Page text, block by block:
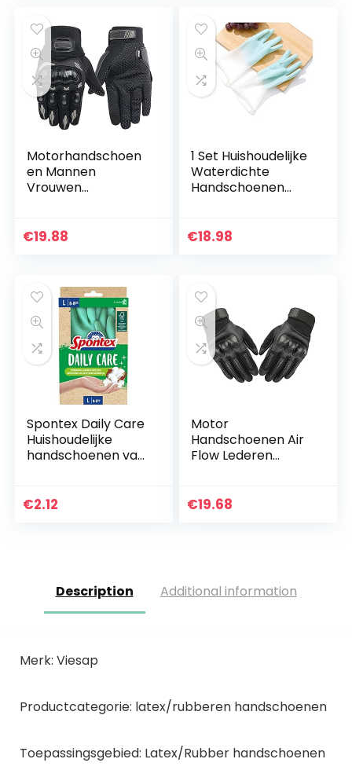
voor…
Motorhandschoen
en Mannen
Vrouwen
Volledige vinger
€19.88
1 Set Huishoudelijke
Waterdichte
Handschoenen
Wassen Mitten
€18.98
Spontex Daily Care
Huishoudelijke
handschoenen van
latex, met
€2.12
Motor
Handschoenen Air
Flow Lederen
Screen Ademende
€19.68
Description Additional information
Merk: Viesap
Productcategorie: latex/rubberen handschoenen
Toepassingsgebied: Latex/Rubber handschoenen